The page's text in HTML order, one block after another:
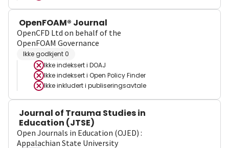
OpenFOAM® Journal
OpenCFD Ltd on behalf of the
OpenFOAM Governance
Ikke godkjent 0
Ikke indeksert i DOAJ
Ikke indeksert i Open Policy Finder
Ikke inkludert i publiseringsavtale
Journal of Trauma Studies in
Education (JTSE)
Open Journals in Education (OJED) :
Appalachian State University